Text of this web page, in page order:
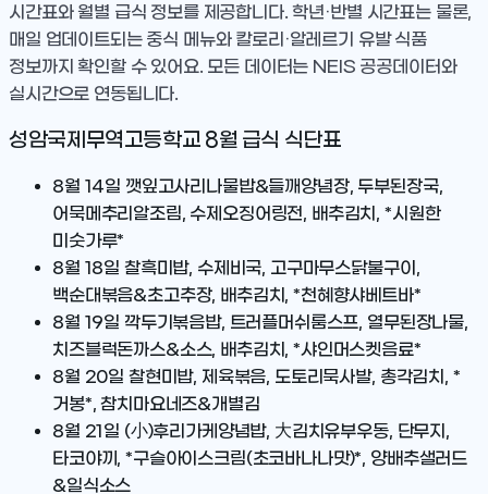
시간표와 월별 급식 정보를 제공합니다. 학년·반별 시간표는 물론,
매일 업데이트되는 중식 메뉴와 칼로리·알레르기 유발 식품
정보까지 확인할 수 있어요. 모든 데이터는 NEIS 공공데이터와
실시간으로 연동됩니다.
성암국제무역고등학교 8월 급식 식단표
8월 14일 깻잎고사리나물밥&들깨양념장, 두부된장국,
어묵메추리알조림, 수제오징어링전, 배추김치, *시원한
미숫가루*
8월 18일 찰흑미밥, 수제비국, 고구마무스닭불구이,
백순대볶음&초고추장, 배추김치, *천혜향샤베트바*
8월 19일 깍두기볶음밥, 트러플머쉬룸스프, 열무된장나물,
치즈블럭돈까스&소스, 배추김치, *샤인머스켓음료*
8월 20일 찰현미밥, 제육볶음, 도토리묵사발, 총각김치, *
거봉*, 참치마요네즈&개별김
8월 21일 (小)후리가케양념밥, 大김치유부우동, 단무지,
타코야끼, *구슬아이스크림(초코바나나맛)*, 양배추샐러드
&일식소스